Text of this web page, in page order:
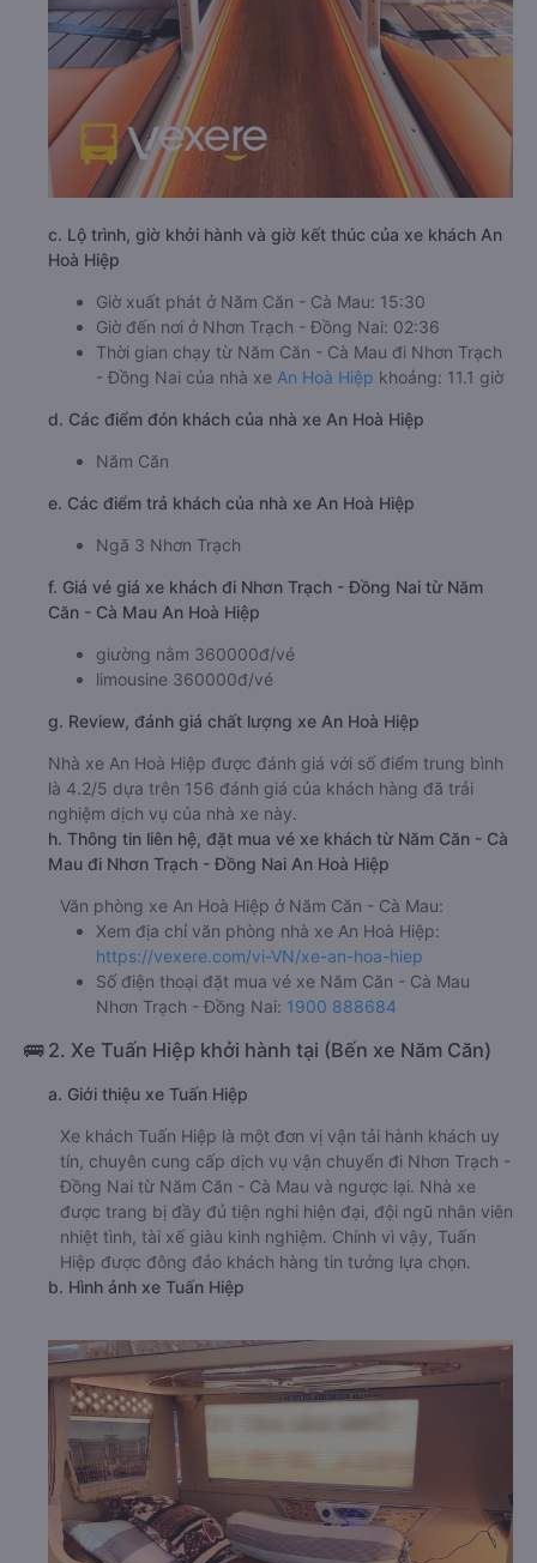
c. Lộ trình, giờ khởi hành và giờ kết thúc của xe khách An
Hoà Hiệp
Giờ xuất phát ở Năm Căn - Cà Mau: 15:30
Giờ đến nơi ở Nhơn Trạch - Đồng Nai: 02:36
Thời gian chạy từ Năm Căn - Cà Mau đi Nhơn Trạch
- Đồng Nai của nhà xe An Hoà Hiệp khoảng: 11.1 giờ
d. Các điểm đón khách của nhà xe An Hoà Hiệp
Năm Căn
e. Các điểm trả khách của nhà xe An Hoà Hiệp
Ngã 3 Nhơn Trạch
f. Giá vé giá xe khách đi Nhơn Trạch - Đồng Nai từ Năm
Căn - Cà Mau An Hoà Hiệp
giường nằm 360000đ/vé
limousine 360000đ/vé
g. Review, đánh giá chất lượng xe An Hoà Hiệp
Nhà xe An Hoà Hiệp được đánh giá với số điểm trung bình
là 4.2/5 dựa trên 156 đánh giá của khách hàng đã trải
nghiệm dịch vụ của nhà xe này.
h. Thông tin liên hệ, đặt mua vé xe khách từ Năm Căn - Cà
Mau đi Nhơn Trạch - Đồng Nai An Hoà Hiệp
Văn phòng xe An Hoà Hiệp ở Năm Căn - Cà Mau:
Xem địa chỉ văn phòng nhà xe An Hoà Hiệp:
https://vexere.com/vi-VN/xe-an-hoa-hiep
Số điện thoại đặt mua vé xe Năm Căn - Cà Mau
Nhơn Trạch - Đồng Nai: 1900 888684
🚌 2. Xe Tuấn Hiệp khởi hành tại (Bến xe Năm Căn)
a. Giới thiệu xe Tuấn Hiệp
Xe khách Tuấn Hiệp là một đơn vị vận tải hành khách uy
tín, chuyên cung cấp dịch vụ vận chuyển đi Nhơn Trạch -
Đồng Nai từ Năm Căn - Cà Mau và ngược lại. Nhà xe
được trang bị đầy đủ tiện nghi hiện đại, đội ngũ nhân viên
nhiệt tình, tài xế giàu kinh nghiệm. Chính vì vậy, Tuấn
Hiệp được đông đảo khách hàng tin tưởng lựa chọn.
b. Hình ảnh xe Tuấn Hiệp